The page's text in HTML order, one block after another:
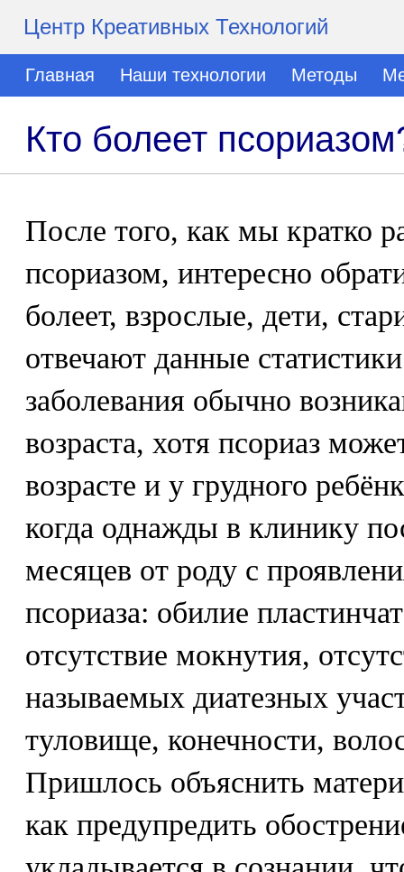
Центр Креативных Технологий
Главная Наши технологии Методы
Кто болеет
После того, как мы кратко
псориазом, интересно
болеет, взрослые, дети,
отвечают данные
заболевания обычно
возраста, хотя псориаз
возрасте и у грудного
когда однажды в клинику
месяцев от роду с
псориаза: обилие
отсутствие мокнутия,
называемых диатезных
туловище, конечности,
Пришлось объяснить
как предупредить